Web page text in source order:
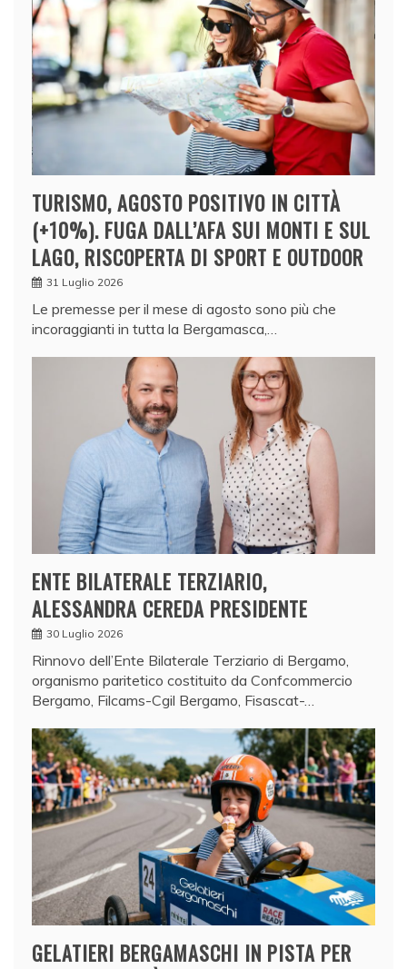
TURISMO, AGOSTO POSITIVO IN CITTÀ
(+10%). FUGA DALL’AFA SUI MONTI E SUL
LAGO, RISCOPERTA DI SPORT E OUTDOOR
31 Luglio 2026
Le premesse per il mese di agosto sono più che
incoraggianti in tutta la Bergamasca,…
ENTE BILATERALE TERZIARIO,
ALESSANDRA CEREDA PRESIDENTE
30 Luglio 2026
Rinnovo dell’Ente Bilaterale Terziario di Bergamo,
organismo paritetico costituito da Confcommercio
Bergamo, Filcams-Cgil Bergamo, Fisascat-…
GELATIERI BERGAMASCHI IN PISTA PER